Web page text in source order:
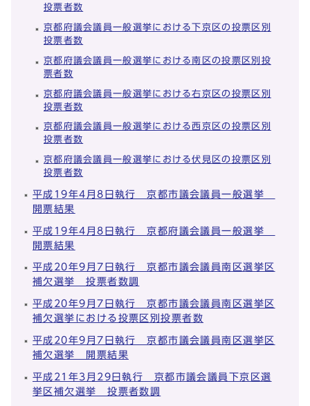
投票者数
京都府議会議員一般選挙における下京区の投票区別
投票者数
京都府議会議員一般選挙における南区の投票区別投
票者数
京都府議会議員一般選挙における右京区の投票区別
投票者数
京都府議会議員一般選挙における西京区の投票区別
投票者数
京都府議会議員一般選挙における伏見区の投票区別
投票者数
平成19年4月8日執行 京都市議会議員一般選挙
開票結果
平成19年4月8日執行 京都府議会議員一般選挙
開票結果
平成20年9月7日執行 京都市議会議員南区選挙区
補欠選挙 投票者数調
平成20年9月7日執行 京都市議会議員南区選挙区
補欠選挙における投票区別投票者数
平成20年9月7日執行 京都市議会議員南区選挙区
補欠選挙 開票結果
平成21年3月29日執行 京都市議会議員下京区選
挙区補欠選挙 投票者数調